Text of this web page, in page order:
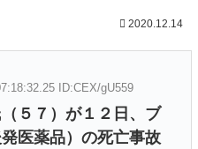
2020.12.14
ID:CEX/gU559
５７）が１２日、ブ
医薬品）の死亡事故